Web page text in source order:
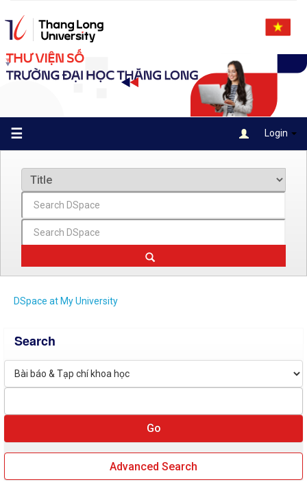
navigation
☰ Login
DSpace at My University
Search
Advanced Search